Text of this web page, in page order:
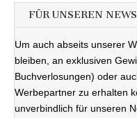
FÜR UNSEREN
Um auch abseits unserer
bleiben, an exklusiven
Buchverlosungen) oder
Werbepartner zu erhalten
unverbindlich für unseren